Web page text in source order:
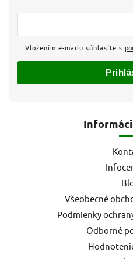
Všeobecné
Podmienky
Odborné
Vložením e-mailu súhlasíte s